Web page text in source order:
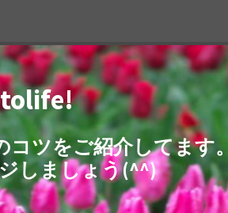
ツをご紹介してます
しましょう(^^)